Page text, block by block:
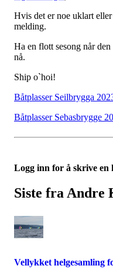
Hvis det er noe uklart
melding.
Ha en flott sesong når
nå.
Ship o`hoi!
Båtplasser Seilbrygga
Båtplasser Sebasbrygge
Logg inn for å skrive en
Siste fra Andre
Vellykket helgesamling